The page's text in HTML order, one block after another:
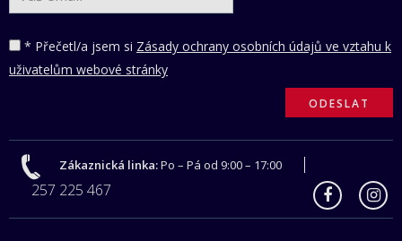
* Přečetl/a jsem si Zásady ochrany osobních údajů ve vztahu k
uživatelům webové stránky
Zákaznická linka:Po – Pá od 9:00 – 17:00
257 225 467